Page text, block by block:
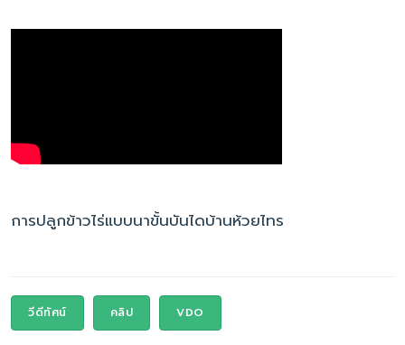
การปลูกข้าวไร่แบบนาขั้นบันไดบ้านห้วยไทร
วีดีทัศน์ คลิป VDO